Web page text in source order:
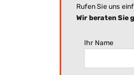
Rufen Sie uns
Wir beraten Sie
Ihr Name